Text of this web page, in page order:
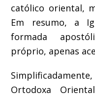
católico oriental,
Em resumo, a
formada
próprio, apenas
Ortodoxa